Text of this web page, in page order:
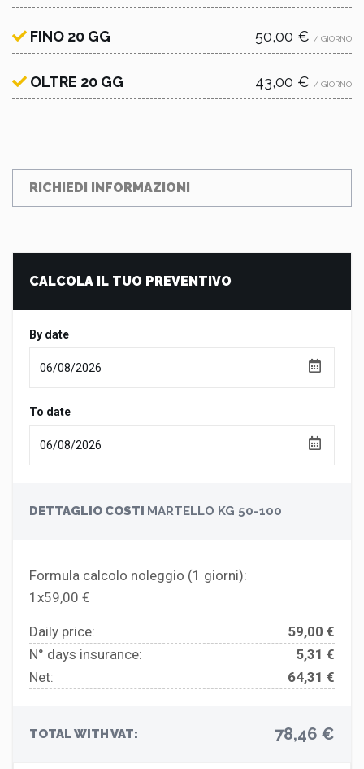
FINO 20 GG 50,00 € / GIORNO
OLTRE 20 GG 43,00 € / GIORNO
RICHIEDI INFORMAZIONI
CALCOLA IL TUO PREVENTIVO
By date
To date
DETTAGLIO COSTI MARTELLO KG 50-100
Formula calcolo noleggio (1 giorni):
1x59,00 €
Daily price:
59,00 €
N° days insurance:
5,31 €
Net:
64,31 €
TOTAL WITH VAT: 78,46 €